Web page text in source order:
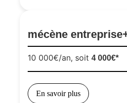
mécène
10 000€/an, soit 4 000€*
En savoir plus